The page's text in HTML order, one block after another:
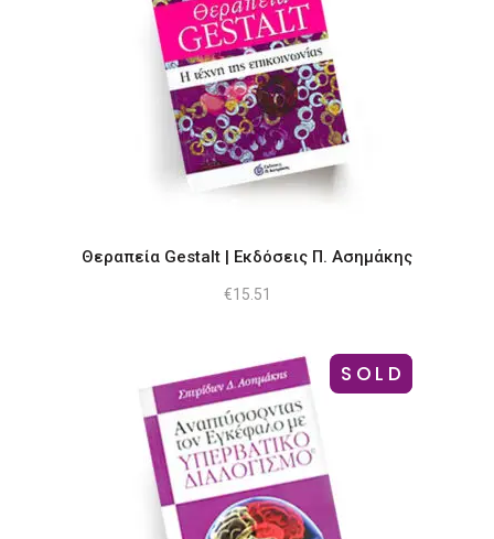
Θεραπεία Gestalt | Εκδόσεις Π. Ασημάκης
€15.51
-10%
SOLD